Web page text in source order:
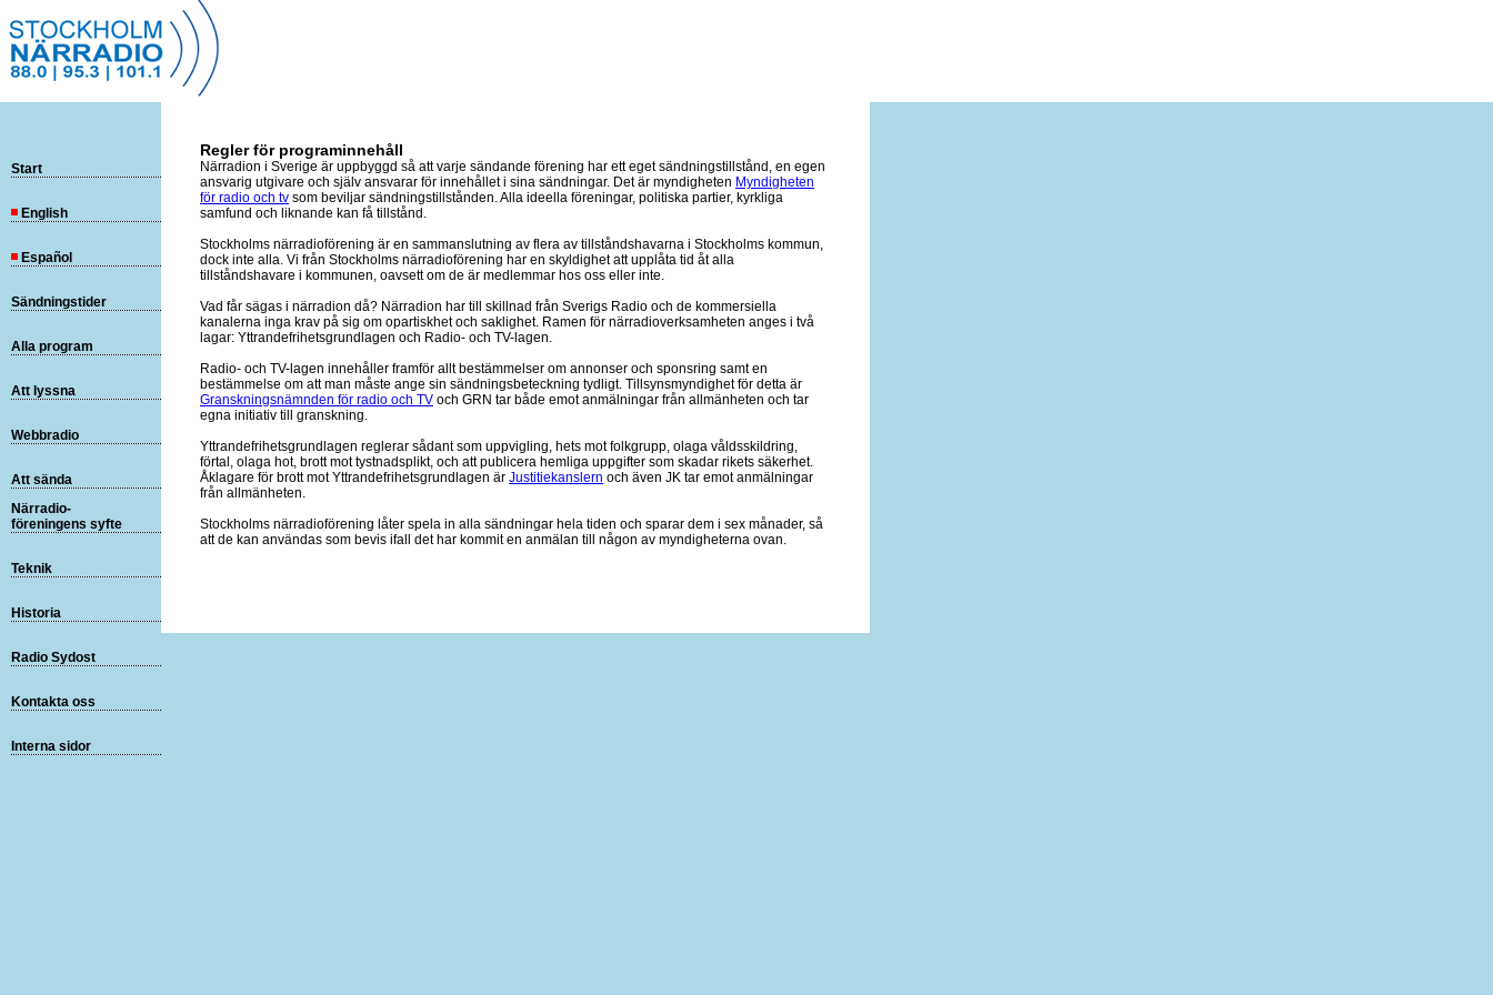
Regler för programinnehåll
Närradion i Sverige är uppbyggd så att varje sändande förening har ett eget sändningstillstånd, en egen
ansvarig utgivare och själv ansvarar för innehållet i sina sändningar. Det är myndigheten Myndigheten
för radio och tv som beviljar sändningstillstånden. Alla ideella föreningar, politiska partier, kyrkliga
samfund och liknande kan få tillstånd.
Stockholms närradioförening är en sammanslutning av flera av tillståndshavarna i Stockholms kommun,
dock inte alla. Vi från Stockholms närradioförening har en skyldighet att upplåta tid åt alla
tillståndshavare i kommunen, oavsett om de är medlemmar hos oss eller inte.
Vad får sägas i närradion då? Närradion har till skillnad från Sverigs Radio och de kommersiella
kanalerna inga krav på sig om opartiskhet och saklighet. Ramen för närradioverksamheten anges i två
lagar: Yttrandefrihetsgrundlagen och Radio- och TV-lagen.
Radio- och TV-lagen innehåller framför allt bestämmelser om annonser och sponsring samt en
bestämmelse om att man måste ange sin sändningsbeteckning tydligt. Tillsynsmyndighet för detta är
Granskningsnämnden för radio och TV och GRN tar både emot anmälningar från allmänheten och tar
egna initiativ till granskning.
Yttrandefrihetsgrundlagen reglerar sådant som uppvigling, hets mot folkgrupp, olaga våldsskildring,
förtal, olaga hot, brott mot tystnadsplikt, och att publicera hemliga uppgifter som skadar rikets säkerhet.
Åklagare för brott mot Yttrandefrihetsgrundlagen är Justitiekanslern och även JK tar emot anmälningar
från allmänheten.
Stockholms närradioförening låter spela in alla sändningar hela tiden och sparar dem i sex månader, så
att de kan användas som bevis ifall det har kommit en anmälan till någon av myndigheterna ovan.
Start
English
Español
Sändningstider
Alla program
Att lyssna
Webbradio
Att sända
Närradio-
föreningens syfte
Teknik
Historia
Radio Sydost
Kontakta oss
Interna sidor